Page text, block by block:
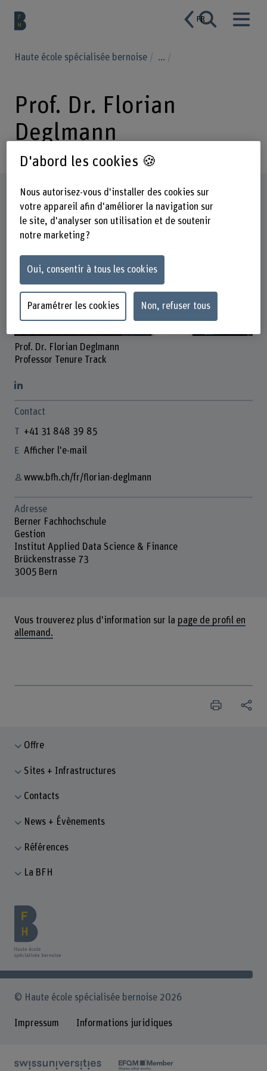
FR
Haute école spécialisée bernoise ...
Prof. Dr. Florian
Deglmann
Profil
Prof. Dr. Florian Deglmann
Professor Tenure Track
Contact
+41 31 848 39 85
Afficher l'e-mail
www.bfh.ch/fr/florian-deglmann
Adresse
Berner Fachhochschule
Gestion
Institut Applied Data Science & Finance
Brückenstrasse 73
3005 Bern
Vous trouverez plus d'information sur la page de profil en
allemand.
Offre
Sites + Infrastructures
Contacts
News + Évènements
Références
La BFH
© Haute école spécialisée bernoise 2026
Impressum Informations juridiques
D'abord les cookies 🍪
Nous autorisez-vous d'installer des cookies sur
votre appareil afin d'améliorer la navigation sur
le site, d'analyser son utilisation et de soutenir
notre marketing ?
Oui, consentir à tous les cookies
Paramétrer les cookies Non, refuser tous